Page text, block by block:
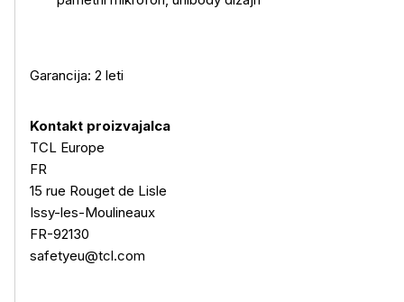
Garancija: 2 leti
Kontakt proizvajalca
TCL Europe
FR
15 rue Rouget de Lisle
Issy-les-Moulineaux
FR-92130
safetyeu@tcl.com